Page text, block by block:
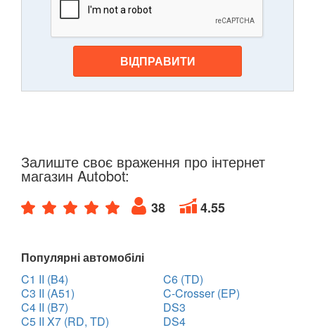
ВІДПРАВИТИ
Залиште своє враження про інтернет
магазин Autobot:
38 4.55
Популярні автомобілі
C1 II (B4)
C3 II (A51)
C4 II (B7)
C5 II X7 (RD, TD)
C6 (TD)
C-Crosser (EP)
DS3
DS4